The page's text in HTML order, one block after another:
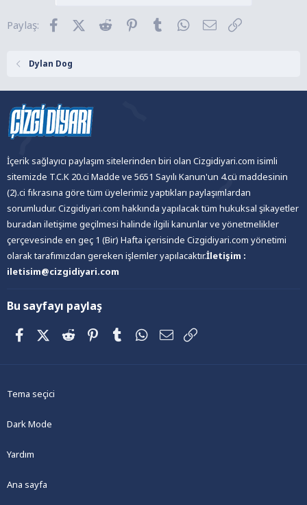
e
Paylaş: FacebookX (Twitter)
Reddit Pinterest
Tumblr WhatsApp
E-posta
Dylan Dog
İçerik sağlayıcı paylaşım sitelerinden biri olan Cizgidiyari.com isimli
sitemizde T.C.K 20.ci Madde ve 5651 Sayılı Kanun'un 4.cü maddesinin
(2).ci fıkrasına göre tüm üyelerimiz yaptıkları paylaşımlardan
sorumludur. Cizgidiyari.com hakkında yapılacak tüm hukuksal şikayetler
buradan iletişime geçilmesi halinde ilgili kanunlar ve yönetmelikler
çerçevesinde en geç 1 (Bir) Hafta içerisinde Cizgidiyari.com yönetimi
olarak tarafımızdan gereken işlemler yapılacaktır.İletişim :
iletisim@cizgidiyari.com
Bu sayfayı paylaş
FacebookX (Twitter)
Reddit PinterestTumblrWhatsApp
E-posta
Tema seçici
Dark Mode
Yardım
Ana sayfa